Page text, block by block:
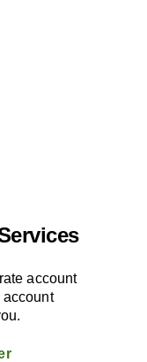
account
account